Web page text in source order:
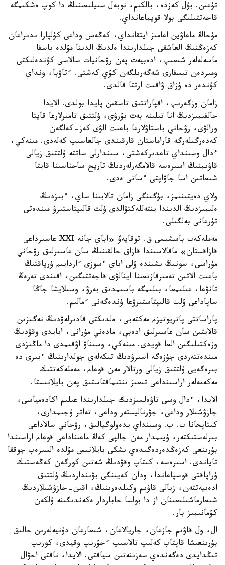
تۇعىن. بۇل كەزدە، بالكىم، نوبەل سىيلىعىنىڭ دا كوپ ەشكىمگە
قاجەتتىلىگى بولا قويماعانداي.
مۇحاڭ ماعاۋين اعامىز ايتقانداي، كەڭەس وداعى كۇلپارا ىدىراعان
كەزەڭنىڭ العاشقى جىلدارىندا ەلدىڭ الدىنا مۇلدە باسقا
ماسەلەلەر شىعىپ، ادەبيەت پەن رۋحانيات سالاسى كۇندەلىكتى
ومىردەن تىسقارى شەگەرىلگەن كۇي كەشتى. ءتاۋبا، ونداي
كۇندەر دە ۇزاق ۋاقىت ارتتا قالدى.
زامان وزگەرىپ، اقپاراتتىق تاسقىن پايدا بولدى. الايدا
حالقىمىزدىڭ انا تىلىنە بەت بۇرۋى، ۇلتتىق تامىرلارعا قايتا
ورالۋى، رۋحاني باستاۋلارعا باعىت الۋى كەز-كەلگەن
كەدەرگىلەرگە قاراماستان قارقىندى جالعاسىپ كەلەدى. مىنەكي،
ءدال وسىنداي تاعدىركەشتى، سىندارلى ساتتە ۇلتتىق زيالى
قاۋىمنىڭ اسىرەسە قالامگەرلەردىڭ تاريح ساحناسىنا قايتا
شىعاتىن اسا جاۋاپتى ءساتى ەدى.
ولاي دەيتىنىمز، بۇگىنگى زامان تالابىنا ساي، ءبىزدىڭ
ەلىمىزدىڭ الدىندا ينتەللەكتۋالدى ۇلت قالىپتاستىرۋ مىندەتى
تۇرعانى بەلگىلى.
مەملەكەت باسشىسى ق. توقايەۆ «اباي جانە XXI عاسىرداعى
قازاقستان» ماقالاسىندا قازاق حالقىنىڭ سان عاسىرلىق رۋحاني
مۇراسى، سونىڭ ىشىندە ۇلى اباي ءسوزى ءاردايىم ۇرپاقتىڭ
باعىت الاتىن تەمىرقازىعىنا اينالۋى قاجەتتىگىن، اقىندى تەرەڭ
تانۋعا، عىلىمعا، بىلىمگە باسىمدىق بەرۋ، وسىلايشا جاڭا
ساپاداعى ۇلت قالىپتاستىرۋعا ۇندەگەنى ءمالىم.
پاراساتتى پاتريوتيزم مەكتەبى، ەلدىكتى قادىرلەۋدىڭ نەگىزىن
قالايتىن سان عاسىرلىق ادەبي، مادەني مۇرانى، ابايدى وقۋدىڭ
وزەكتىلىگىن العا قويدى. مىنەكي، وسىناۋ اۋقىمدى دا ماڭىزدى
مىندەتتەردى جۇزەگە اسىرۋدىڭ تىكەلەي جولدارىنىڭ ءبىرى دە
بىرەگەيى ۇلتتىق زيالى ورتالار مەن قوعام، مەملەكەتتىك
مەكەمەلەر اراسىنداعى تىعىز ىنتىماقتاستىق پەن بايلانىستا.
الايدا، ءدال وسى تاۋەلسىزدىك جىلدارىندا عىلىم اكادەمياسى،
جازۋشىلار وداعى، جۋرناليستەر وداعى، تەاتر ۇجىمدارى،
كىتاپحانا ت. ب. وسىنداي يدەولوگيالىق، رۋحاني سالاداعى
بىرلەستىكتەر، ۇيىمدار مەن جالپى كەڭ ماعىناداعى قوعام اراسىندا
بۇرىنعى كەزەڭدەردەگىدەي ىشكى بايلانىس مۇلدە السىرەپ جوققا
تاياندى. اسىرەسە، كىتاپ وقۋدىڭ شەتىن كورگەن كەڭەستىك
ۇراپاقتى قوسپاعاندا، ودان كەيىنگى بۋىنداردىڭ ۇلتتىق
ادەبيەتتەن، زيالى قاۋىم وكىلدەرىنىڭ، اقىن-جازۋشىلاردىڭ
شىعارماشىلىعىنان از دا بولسا حاباردار ەكەندىگىنە ۇلكەن
كۇمانىمىز بار.
ال، ول قاۋىم جازعان، جاريالاعان، شىعارعان دۇنيەلەرىن حالىق
بۇرىنعىشا قاپتاپ كەلىپ تالاسىپ ءجۇرىپ وقيدى، كورىپ
تىڭدايدى دەگەندەي سەزىنەتىن سياقتى. الايدا، ناقتى احۋال